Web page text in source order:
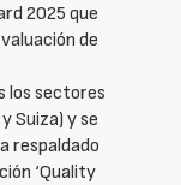
2025 que
de
los sectores
Suiza) y se
respaldado
‘Quality